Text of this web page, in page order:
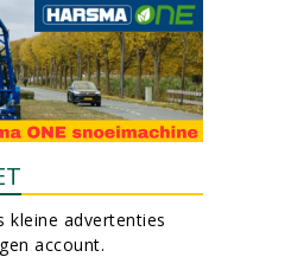
kleine advertenties
account.